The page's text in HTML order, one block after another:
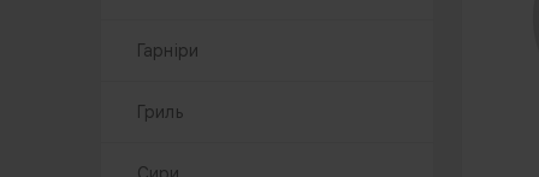
Гарніри
Гриль